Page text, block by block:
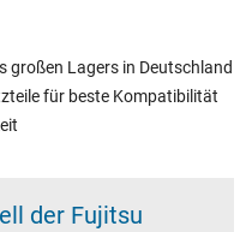
großen Lagers in Deutschland
für beste Kompatibilität
der Fujitsu